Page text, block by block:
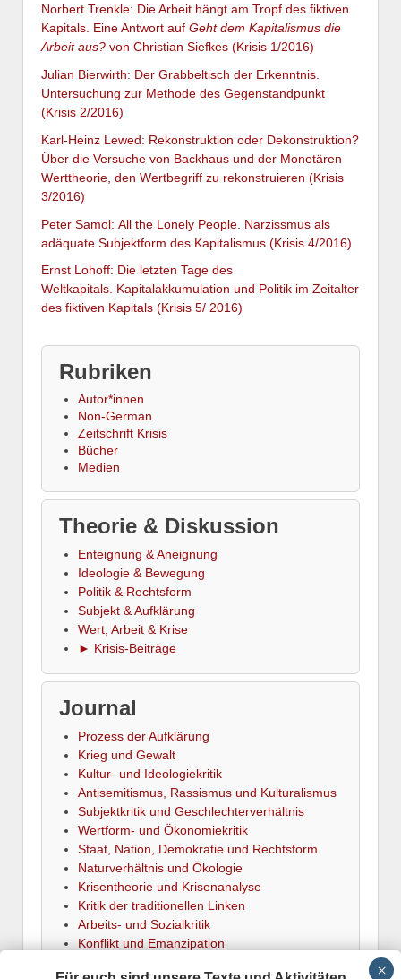
Norbert Trenkle: Die Arbeit hängt am Tropf des fiktiven
Kapitals. Eine Antwort auf Geht dem Kapitalismus die
Arbeit aus? von Christian Siefkes (Krisis 1/2016)
Julian Bierwirth: Der Grabbeltisch der Erkenntnis.
Untersuchung zur Methode des Gegenstandpunkt
(Krisis 2/2016)
Karl-Heinz Lewed: Rekonstruktion oder Dekonstruktion?
Über die Versuche von Backhaus und der Monetären
Werttheorie, den Wertbegriff zu rekonstruieren (Krisis
3/2016)
Peter Samol: All the Lonely People. Narzissmus als
adäquate Subjektform des Kapitalismus (Krisis 4/2016)
Ernst Lohoff: Die letzten Tage des
Weltkapitals. Kapitalakkumulation und Politik im Zeitalter
des fiktiven Kapitals (Krisis 5/ 2016)
Rubriken
Autor*innen
Non-German
Zeitschrift Krisis
Bücher
Medien
Theorie & Diskussion
Enteignung & Aneignung
Ideologie & Bewegung
Politik & Rechtsform
Subjekt & Aufklärung
Wert, Arbeit & Krise
► Krisis-Beiträge
Journal
Prozess der Aufklärung
Krieg und Gewalt
Kultur- und Ideologiekritik
Antisemitismus, Rassismus und Kulturalismus
Subjektkritik und Geschlechterverhältnis
Wertform- und Ökonomiekritik
Staat, Nation, Demokratie und Rechtsform
Naturverhältnis und Ökologie
Krisentheorie und Krisenanalyse
Kritik der traditionellen Linken
Arbeits- und Sozialkritik
Konflikt und Emanzipation